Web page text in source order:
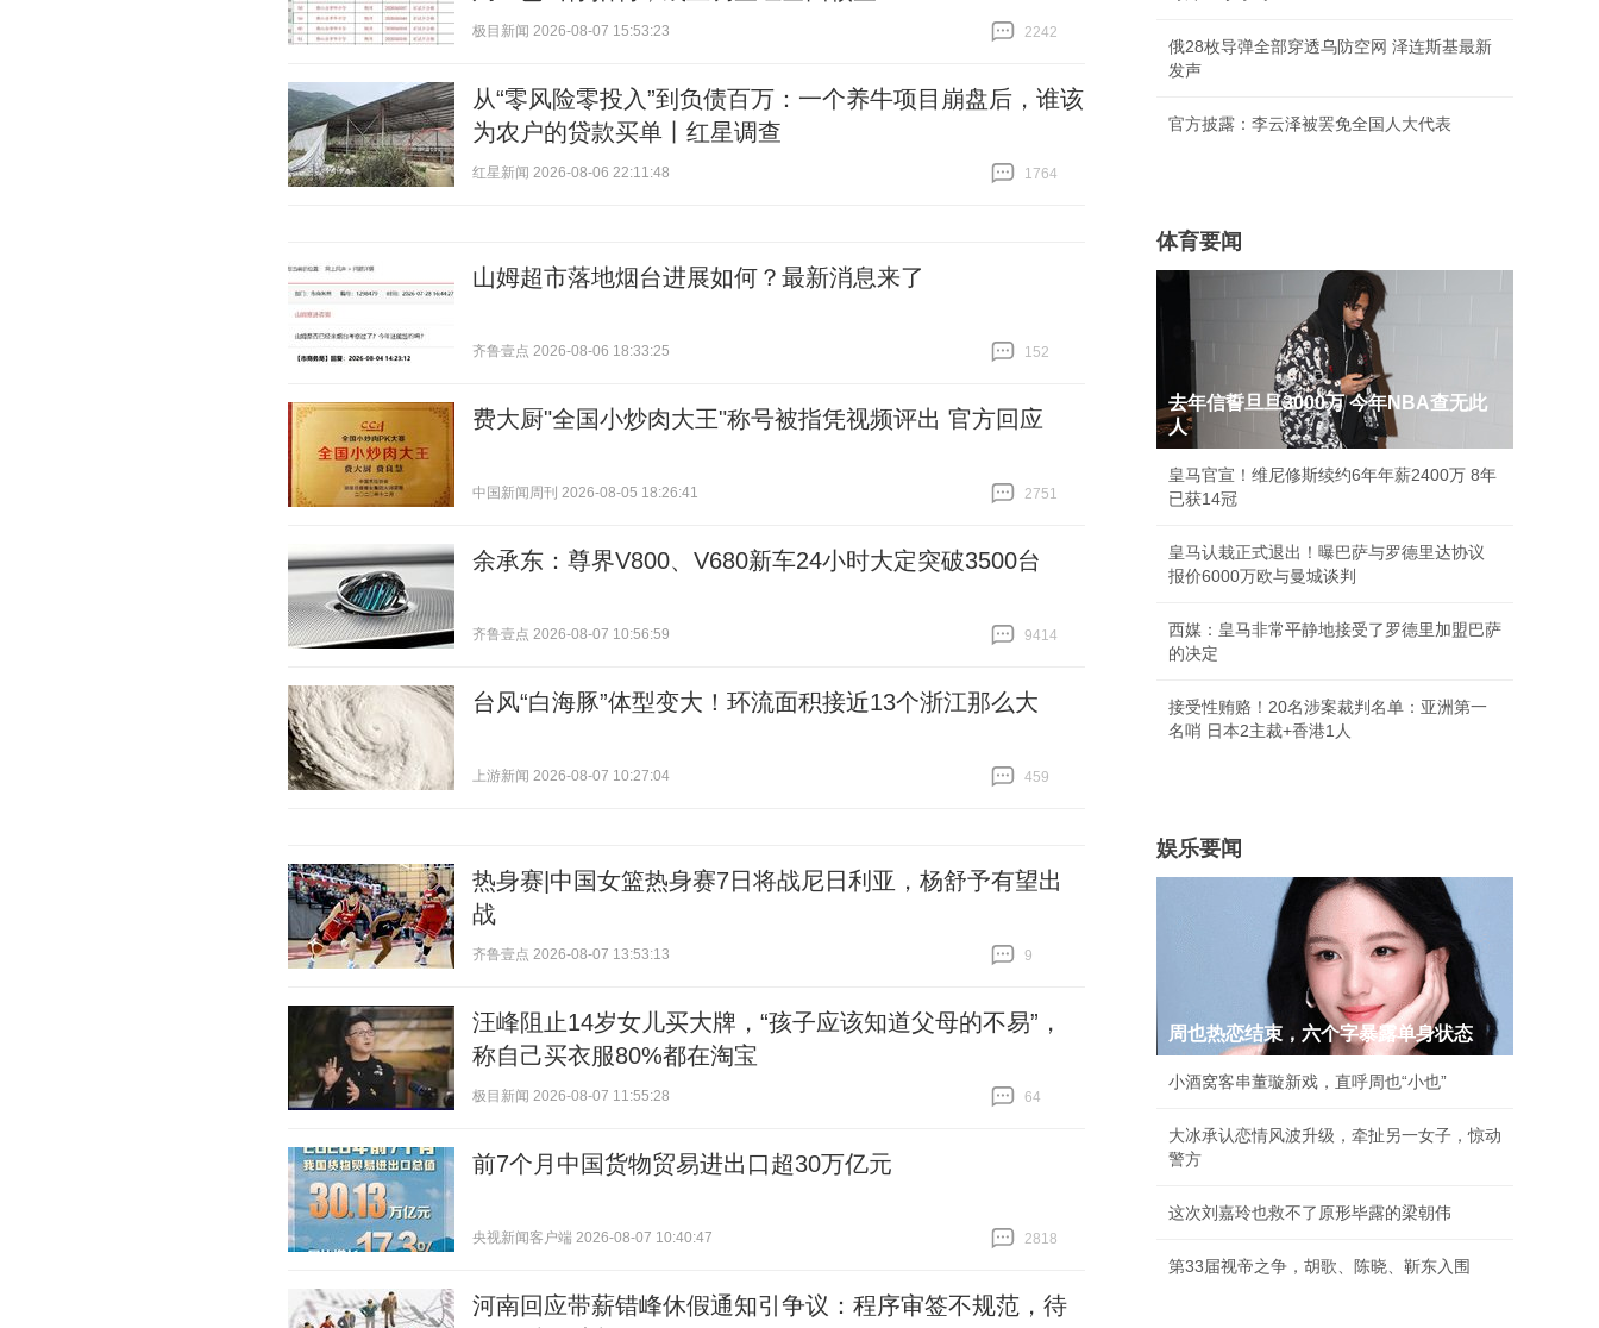
极目新闻 2026-08-07 15:53:23
2242
从“零风险零投入”到负债百万：一个养牛项目崩盘后，谁该
为农户的贷款买单丨红星调查
红星新闻 2026-08-06 22:11:48
1764
山姆超市落地烟台进展如何？最新消息来了
齐鲁壹点 2026-08-06 18:33:25
152
费大厨"全国小炒肉大王"称号被指凭视频评出 官方回应
中国新闻周刊 2026-08-05 18:26:41
2751
余承东：尊界V800、V680新车24小时大定突破3500台
齐鲁壹点 2026-08-07 10:56:59
9414
台风“白海豚”体型变大！环流面积接近13个浙江那么大
上游新闻 2026-08-07 10:27:04
459
热身赛|中国女篮热身赛7日将战尼日利亚，杨舒予有望出
战
齐鲁壹点 2026-08-07 13:53:13
9
汪峰阻止14岁女儿买大牌，“孩子应该知道父母的不易”，
称自己买衣服80%都在淘宝
极目新闻 2026-08-07 11:55:28
64
前7个月中国货物贸易进出口超30万亿元
央视新闻客户端 2026-08-07 10:40:47
2818
河南回应带薪错峰休假通知引争议：程序审签不规范，待
俄28枚导弹全部穿透乌防空网 泽连斯基最新
发声
官方披露：李云泽被罢免全国人大代表
体育要闻
去年信誓旦旦3000万 今年NBA查无此
人
皇马官宣！维尼修斯续约6年年薪2400万 8年
已获14冠
皇马认栽正式退出！曝巴萨与罗德里达协议
报价6000万欧与曼城谈判
西媒：皇马非常平静地接受了罗德里加盟巴萨
的决定
接受性贿赂！20名涉案裁判名单：亚洲第一
名哨 日本2主裁+香港1人
娱乐要闻
周也热恋结束，六个字暴露单身状态
小酒窝客串董璇新戏，直呼周也“小也”
大冰承认恋情风波升级，牵扯另一女子，惊动
警方
这次刘嘉玲也救不了原形毕露的梁朝伟
第33届视帝之争，胡歌、陈晓、靳东入围